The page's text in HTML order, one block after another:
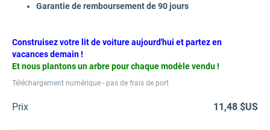
Garantie de remboursement de 90 jours
Construisez votre lit de voiture aujourd'hui et partez en
vacances demain !
Et nous plantons un arbre pour chaque modèle vendu !
Téléchargement numérique - pas de frais de port
Prix 11,48 $US